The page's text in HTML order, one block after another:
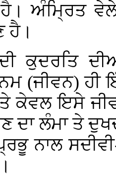
ਅੰਮ੍ਰਿਤ
ਹੈ।
ਕੁਦਰਤਿ
(ਜੀਵਨ)
ਕੇਵਲ ਇਸੇ
ਦਾ ਲੰਮਾ ਤੇ
ਨਾਲ